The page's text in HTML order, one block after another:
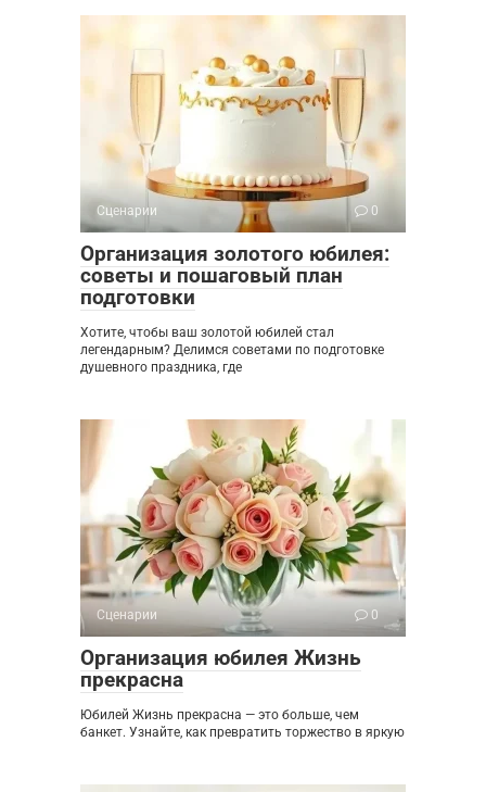
Сценарии 0
Организация золотого юбилея:
советы и пошаговый план
подготовки
Хотите, чтобы ваш золотой юбилей стал
легендарным? Делимся советами по подготовке
душевного праздника, где
Сценарии 0
Организация юбилея Жизнь
прекрасна
Юбилей Жизнь прекрасна — это больше, чем
банкет. Узнайте, как превратить торжество в яркую